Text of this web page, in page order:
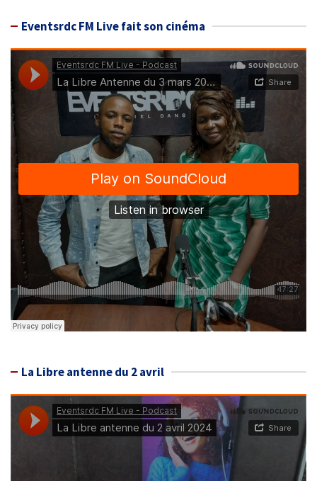
Eventsrdc FM Live fait son cinéma
La Libre antenne du 2 avril